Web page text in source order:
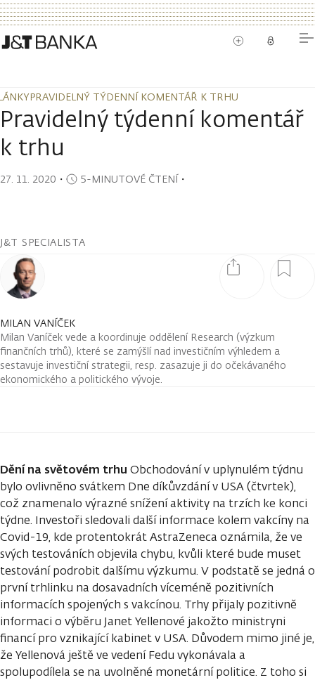
PRAVIDELNÝ TÝDENNÍ KOMENTÁŘ K TRHU
PRAVIDELNÝ TÝDENNÍ KOMENTÁŘ K TRHU
Pravidelný týdenní komentář
k trhu
27. 11. 2020 ・ 5-MINUTOVÉ ČTENÍ・
J&T SPECIALISTA
MILAN VANÍČEK
Milan Vaníček vede a koordinuje oddělení Research (výzkum
finančních trhů), které se zamýšlí nad investičním výhledem a
sestavuje investiční strategii, resp. zasazuje ji do očekávaného
ekonomického a politického vývoje.
Dění na světovém trhu Obchodování v uplynulém týdnu
bylo ovlivněno svátkem Dne díkůvzdání v USA (čtvrtek),
což znamenalo výrazné snížení aktivity na trzích ke konci
týdne. Investoři sledovali další informace kolem vakcíny na
Covid-19, kde protentokrát AstraZeneca oznámila, že ve
svých testováních objevila chybu, kvůli které bude muset
testování podrobit dalšímu výzkumu. V podstatě se jedná o
první trhlinku na dosavadních víceméně pozitivních
informacích spojených s vakcínou. Trhy přijaly pozitivně
informaci o výběru Janet Yellenové jakožto ministryni
financí pro vznikající kabinet v USA. Důvodem mimo jiné je,
že Yellenová ještě ve vedení Fedu vykonávala a
spolupodílela se na uvolněné monetární politice. Z toho si